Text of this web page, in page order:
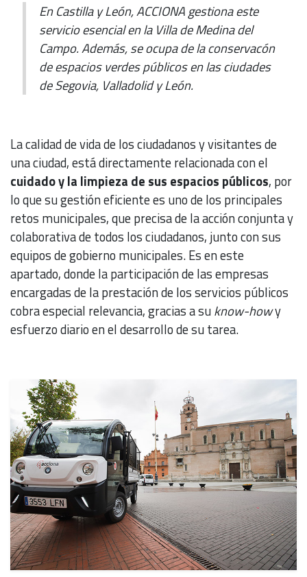
En Castilla y León, ACCIONA gestiona este
servicio esencial en la Villa de Medina del
Campo. Además, se ocupa de la conservacón
de espacios verdes públicos en las ciudades
de Segovia, Valladolid y León.
La calidad de vida de los ciudadanos y visitantes de
una ciudad, está directamente relacionada con el
cuidado y la limpieza de sus espacios públicos, por
lo que su gestión eficiente es uno de los principales
retos municipales, que precisa de la acción conjunta y
colaborativa de todos los ciudadanos, junto con sus
equipos de gobierno municipales. Es en este
apartado, donde la participación de las empresas
encargadas de la prestación de los servicios públicos
cobra especial relevancia, gracias a suknow-howy
esfuerzo diario en el desarrollo de su tarea.